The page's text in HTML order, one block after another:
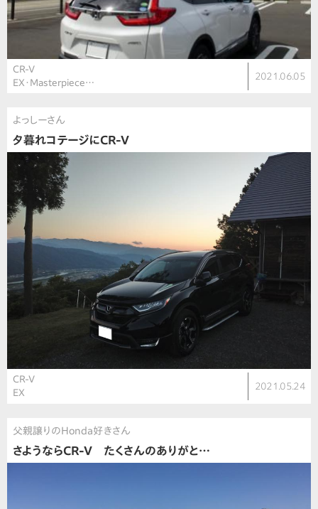
CR-V
EX・Masterpiece…
2021.06.05
よっしーさん
夕暮れコテージにCR-V
CR-V
EX
2021.05.24
父親譲りのHonda好きさん
さようならCR-V たくさんのありがと…